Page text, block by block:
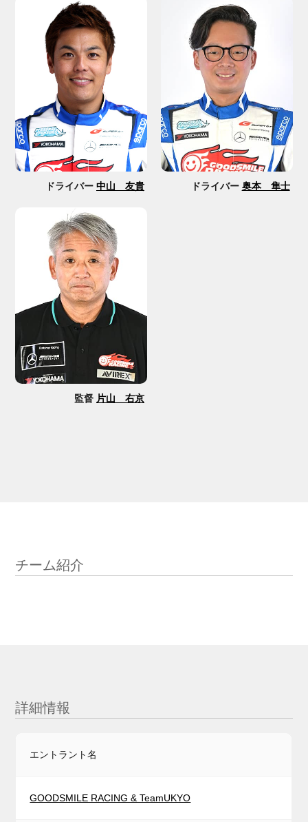
ドライバー 中山 友貴 ドライバー 奥本 隼士
監督 片山 右京
チーム紹介
詳細情報
エントラント名
GOODSMILE RACING & TeamUKYO